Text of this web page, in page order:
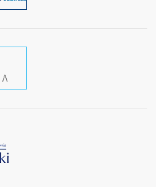
czytaj więcej